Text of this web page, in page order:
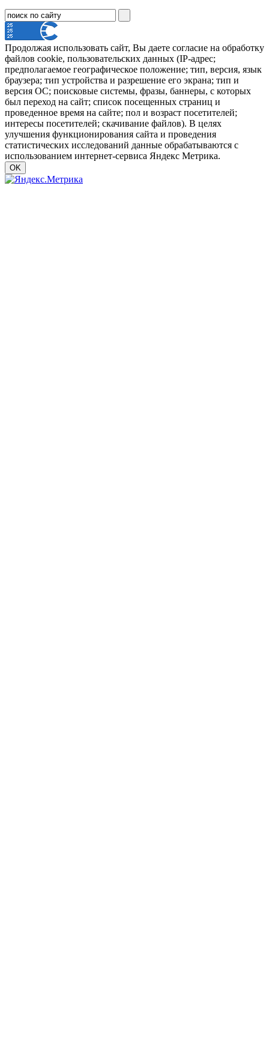
Продолжая использовать сайт, Вы даете согласие на обработку
файлов cookie, пользовательских данных (IP-адрес;
предполагаемое географическое положение; тип, версия, язык
браузера; тип устройства и разрешение его экрана; тип и
версия ОС; поисковые системы, фразы, баннеры, с которых
был переход на сайт; список посещенных страниц и
проведенное время на сайте; пол и возраст посетителей;
интересы посетителей; скачивание файлов). В целях
улучшения функционирования сайта и проведения
статистических исследований данные обрабатываются с
использованием интернет-сервиса Яндекс Метрика.
OK